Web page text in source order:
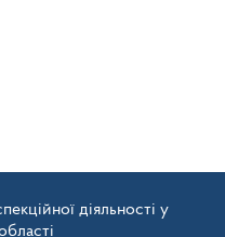
діяльності у